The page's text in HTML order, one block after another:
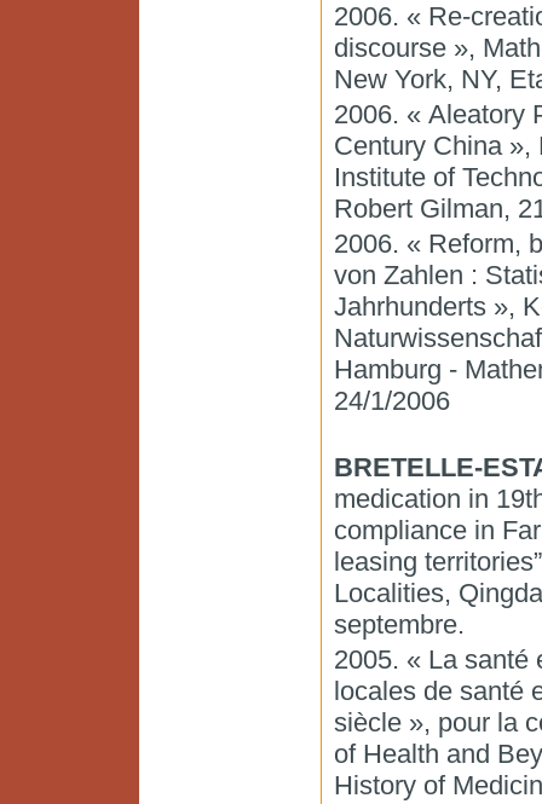
2006. « Re-
discourse »,
New York, NY,
2006. « Aleatory
Century China »,
Institute of
Robert Gilman,
2006. « Reform,
von Zahlen :
Jahrhunderts »,
Hamburg -
24/1/2006
BRETELLE-
medication in
compliance in
leasing
Localities,
septembre.
2005. « La santé
locales de santé
siècle », pour la
of Health and
History of